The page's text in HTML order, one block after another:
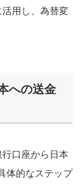
用し、為替変
への送金
口座から日本
体的なステップ